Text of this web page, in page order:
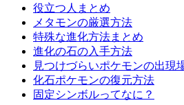
役立つ人まとめ
メタモンの厳選方法
特殊な進化方法まとめ
進化の石の入手方法
見つけづらいポケモンの出現
化石ポケモンの復元方法
固定シンボルってなに？